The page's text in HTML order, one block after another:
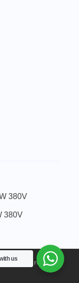
380V
380V
- Powered by
us